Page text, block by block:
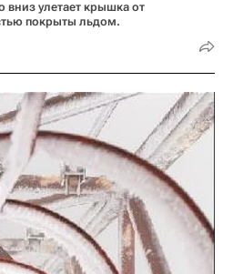
вниз улетает крышка от
покрыты льдом.